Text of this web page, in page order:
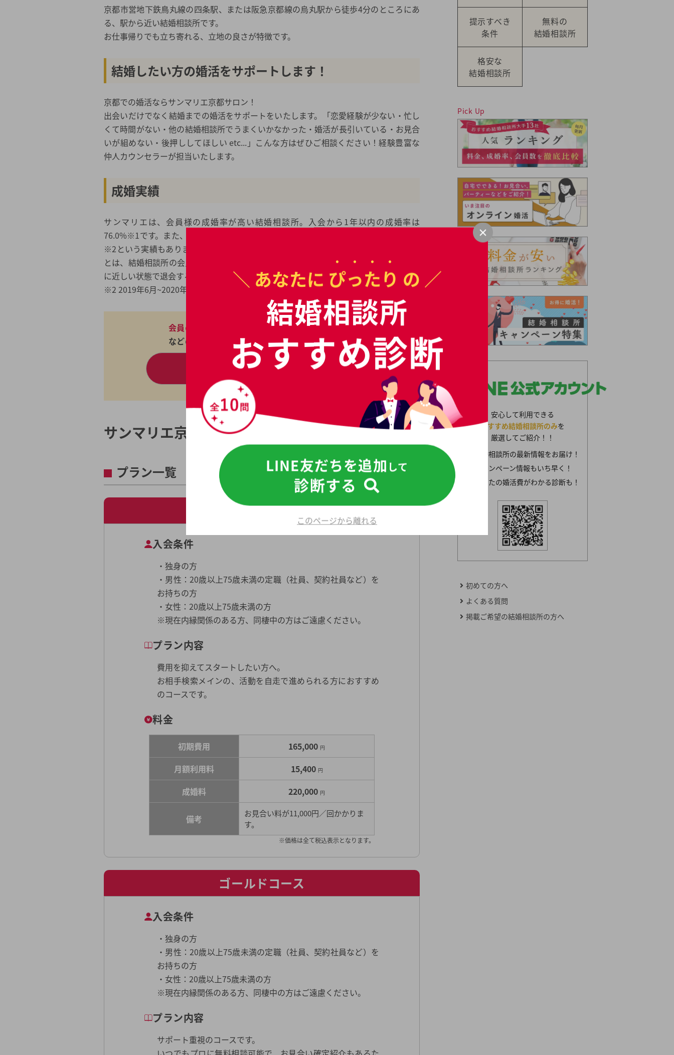
京都市営地下鉄鳥丸線の四条駅、または阪急京都線の烏丸駅から徒歩4分のところにあ
る、駅から近い結婚相談所です。
お仕事帰りでも立ち寄れる、立地の良さが特徴です。
結婚したい方の婚活をサポートします！
京都での婚活ならサンマリエ京都サロン！
出会いだけでなく結婚までの婚活をサポートをいたします。「恋愛経験が少ない・忙し
くて時間がない・他の結婚相談所でうまくいかなかった・婚活が長引いている・お見合
いが組めない・後押ししてほしい etc...」こんな方はぜひご相談ください！経験豊富な
仲人カウンセラーが担当いたします。
成婚実績
サンマリエは、会員様の成婚率が高い結婚相談所。入会から1年以内の成婚率は
76.0%※1です。また、会員様が成婚して退会するまでの期間で最も多いのが「5ヶ月」
※2という実績もあります。 ※1 2022年7月〜2022年12月の成婚退会者実績（成婚退会
とは、結婚相談所の会員様同士が婚約・結婚の意思が固まっている状態。もしくはそれ
に近しい状態で退会することです。）
※2 2019年6月~2020年6月実績
会員の成婚実績
キャンペーン情報
などの詳細情報が分かります。
結婚相談所 サンマリエの
パンフレットをもらう
サンマリエ京都サロンのプラン料金
プラン一覧
シルバーコース
入会条件
・独身の方
・男性：20歳以上75歳未満の定職（社員、契約社員など）を
お持ちの方
・女性：20歳以上75歳未満の方
※現在内縁関係のある方、同棲中の方はご遠慮ください。
プラン内容
費用を抑えてスタートしたい方へ。
お相手検索メインの、活動を自走で進められる方におすすめ
のコースです。
料金
初期費用 165,000 円
月額利用料 15,400 円
成婚料 220,000 円
備考
お見合い料が11,000円／回かかりま
す。
※価格は全て税込表示となります。
ゴールドコース
入会条件
・独身の方
・男性：20歳以上75歳未満の定職（社員、契約社員など）を
お持ちの方
・女性：20歳以上75歳未満の方
※現在内縁関係のある方、同棲中の方はご遠慮ください。
プラン内容
サポート重視のコースです。
提示すべき
条件
無料の
結婚相談所
格安な
結婚相談所
Pick Up
安心して利用できる
おすすめ結婚相談所のみを
厳選してご紹介！！
結婚相談所の最新情報をお届け！
キャンペーン情報もいち早く！
あなたの婚活費がわかる診断も！
初めての方へ
よくある質問
掲載ご希望の結婚相談所の方へ
＼ あなたに ぴったり の ／
結婚相談所
おすすめ診断
LINE友だちを追加 して
診断する
このページから離れる